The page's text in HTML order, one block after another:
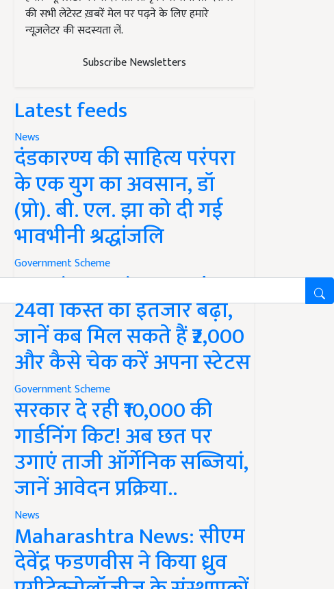
की सभी लेटेस्ट ख़बरें मेल पर पढ़ने के लिए हमारे
न्यूज़लेटर की सदस्यता लें.
Subscribe Newsletters
Latest feeds
News
दंडकारण्य की साहित्य परंपरा
के एक युग का अवसान, डॉ
(प्रो). बी. एल. झा को दी गई
भावभीनी श्रद्धांजलि
Government Scheme
PM Kisan Yojana Update:
24वीं किस्त का इंतजार बढ़ा,
जानें कब मिल सकते हैं ₹2,000
और कैसे चेक करें अपना स्टेटस
Government Scheme
सरकार दे रही ₹10,000 की
गार्डनिंग किट! अब छत पर
उगाएं ताजी ऑर्गेनिक सब्जियां,
जानें आवेदन प्रक्रिया..
News
Maharashtra News: सीएम
देवेंद्र फडणवीस ने किया ध्रुव